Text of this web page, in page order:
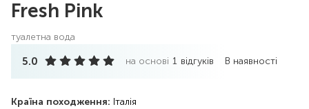
Fresh Pink
туалетна вода
5.0 на основі 1 відгуків В наявності
Країна походження: Італія